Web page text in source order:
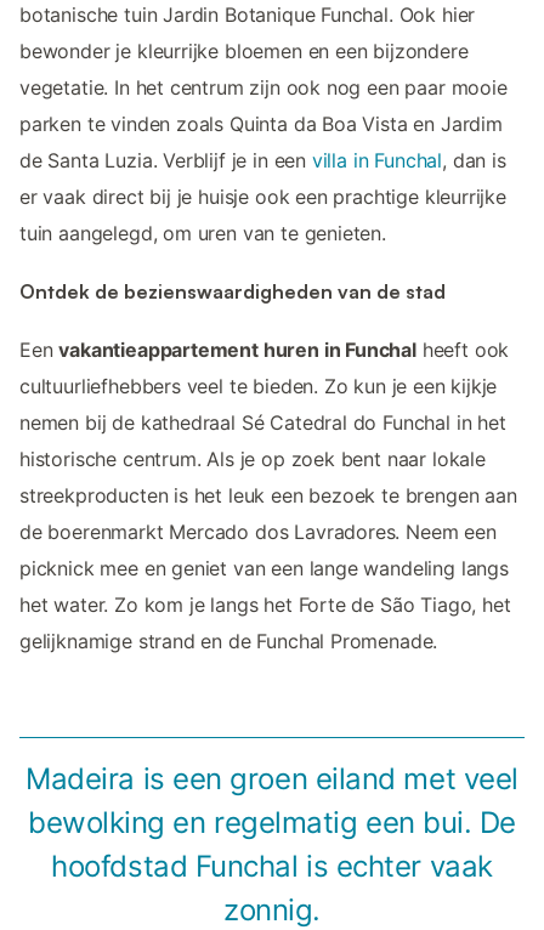
botanische tuin Jardin Botanique Funchal. Ook hier
bewonder je kleurrijke bloemen en een bijzondere
vegetatie. In het centrum zijn ook nog een paar mooie
parken te vinden zoals Quinta da Boa Vista en Jardim
de Santa Luzia. Verblijf je in een villa in Funchal, dan is
er vaak direct bij je huisje ook een prachtige kleurrijke
tuin aangelegd, om uren van te genieten.
Ontdek de bezienswaardigheden van de stad
Eenvakantieappartement huren in Funchalheeft ook
cultuurliefhebbers veel te bieden. Zo kun je een kijkje
nemen bij de kathedraal Sé Catedral do Funchal in het
historische centrum. Als je op zoek bent naar lokale
streekproducten is het leuk een bezoek te brengen aan
de boerenmarkt Mercado dos Lavradores. Neem een
picknick mee en geniet van een lange wandeling langs
het water. Zo kom je langs het Forte de São Tiago, het
gelijknamige strand en de Funchal Promenade.
Madeira is een groen eiland met veel
bewolking en regelmatig een bui. De
hoofdstad Funchal is echter vaak
zonnig.